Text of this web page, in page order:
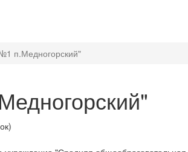
п.Медногорский"